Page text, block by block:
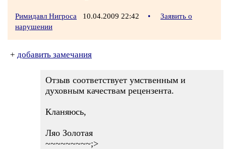
Римидавл Нигроса 10.04.2009 22:42 •
Заявить о
нарушении
+ добавить замечания
Отзыв соответствует умственным и
духовным качествам рецензента.
Кланяюсь,
Ляо Золотая
~~~~~~~~~;>